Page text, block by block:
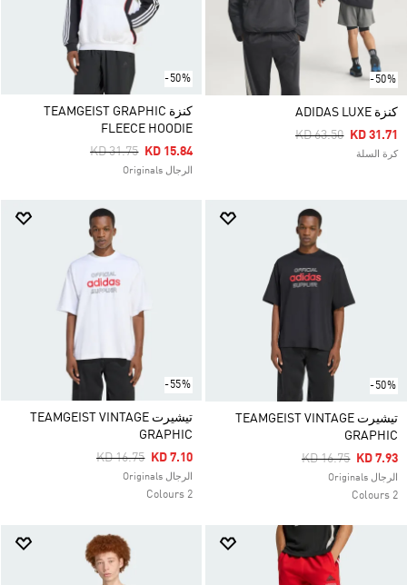
-50%
كنزة ADIDAS LUXE
Price Reduced
KD 63.50ToKD 31.71
كرة السلة
-50%
كنزة TEAMGEIST GRAPHIC
FLEECE HOODIE
Price Reduced From
KD 31.75ToKD 15.84
الرجال Originals
-50%
تيشيرت TEAMGEIST VINTAGE
GRAPHIC
Price Reduced
KD 16.75ToKD 7.93
الرجال Originals
2 Colours
-55%
تيشيرت TEAMGEIST VINTAGE
GRAPHIC
Price Reduced From
KD 16.75ToKD 7.10
الرجال Originals
2 Colours